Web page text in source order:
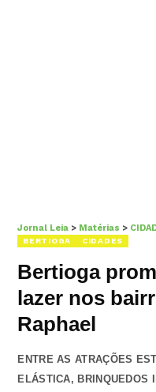
Jornal Leia > Matérias >
BERTIOGA CIDADES
Bertioga
lazer nos
Raphael
ENTRE AS ATRAÇÕES
ELÁSTICA, BRINQUEDOS